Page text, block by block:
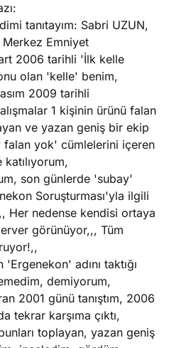
tanıtayım: Sabri UZUN,
Emniyet
2006 tarihli 'İlk kelle
olan 'kelle' benim,
2009 tarihli
1 kişinin ürünü falan
ve yazan geniş bir ekip
falan yok' cümlelerini içeren
son günlerde 'subay'
Soruşturması'yla ilgili
Her nedense kendisi ortaya
görünüyor,,, Tüm
adını taktığı
demiyorum,
2001 günü tanıştım, 2006
tekrar karşıma çıktı,
toplayan, yazan geniş